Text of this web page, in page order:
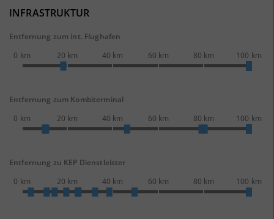
INFRASTRUKTUR
Entfernung zum int. Flughafen
0 km
20 km 40 km 60 km 80 km 100 km
Entfernung zum Kombiterminal
0 km
20 km 40 km 60 km 80 km 100 km
Entfernung zu KEP Dienstleister
0 km
20 km 40 km 60 km 80 km 100 km